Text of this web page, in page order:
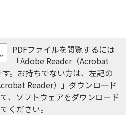
PDFファイルを閲覧するには
「Adobe Reader（Acrobat
。お持ちでない方は、左記の
Reader）」ダウンロード
、ソフトウェアをダウンロード
ください。